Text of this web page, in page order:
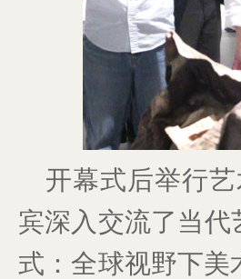
开幕式后举行
宾深入交流了当代
式：全球视野下美